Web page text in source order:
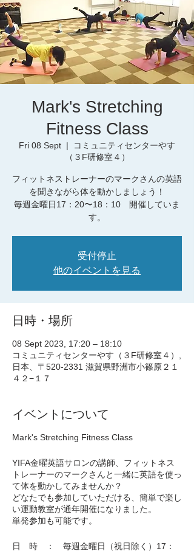
Mark's Stretching
Fitness Class
Fri 08 Sept
  |
コミュニティセンターやす
（３F研修室４）
フィットネストレーナーのマークさんの英語
を聞きながら体を動かしましょう！
毎週金曜日17：20〜18：10 開催していま
す。
受付停止
他のイベントを見る
日時・場所
08 Sept 2023, 17:20 – 18:10
コミュニティセンターやす（３F研修室４）,
日本、〒520-2331 滋賀県野洲市小篠原２１
４２−１７
イベントについて
Mark's Stretching Fitness Class
YIFA金曜英語サロンの講師、フィットネス
トレーナーのマークさんと一緒に英語を使っ
て体を動かしてみませんか？
どなたでも参加していただける、簡単で楽し
い運動教室が通年開催になりました。
単発参加も可能です。
日 時 ： 毎週金曜日（祝日除く）17：